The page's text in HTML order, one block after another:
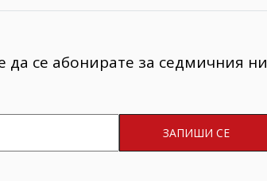
се абонирате за седмичния ни